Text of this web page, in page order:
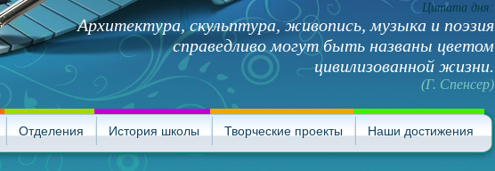
Цитата дня:
Архитектура, скульптура, живопись, музыка и поэзия
справедливо могут быть названы цветом
цивилизованной жизни.
(Г. Спенсер)
Отделения История школы Творческие проекты Наши достижения